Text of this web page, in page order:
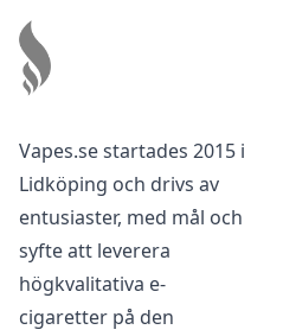
Vapes.se startades 2015 i
Lidköping och drivs av
entusiaster, med mål och
syfte att leverera
högkvalitativa e-
cigaretter på den